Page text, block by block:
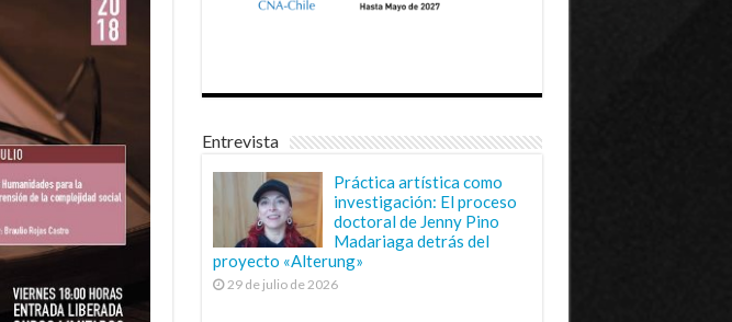
Entrevista
Práctica artística como
investigación: El proceso
doctoral de Jenny Pino
Madariaga detrás del
proyecto «Alterung»
29 de julio de 2026